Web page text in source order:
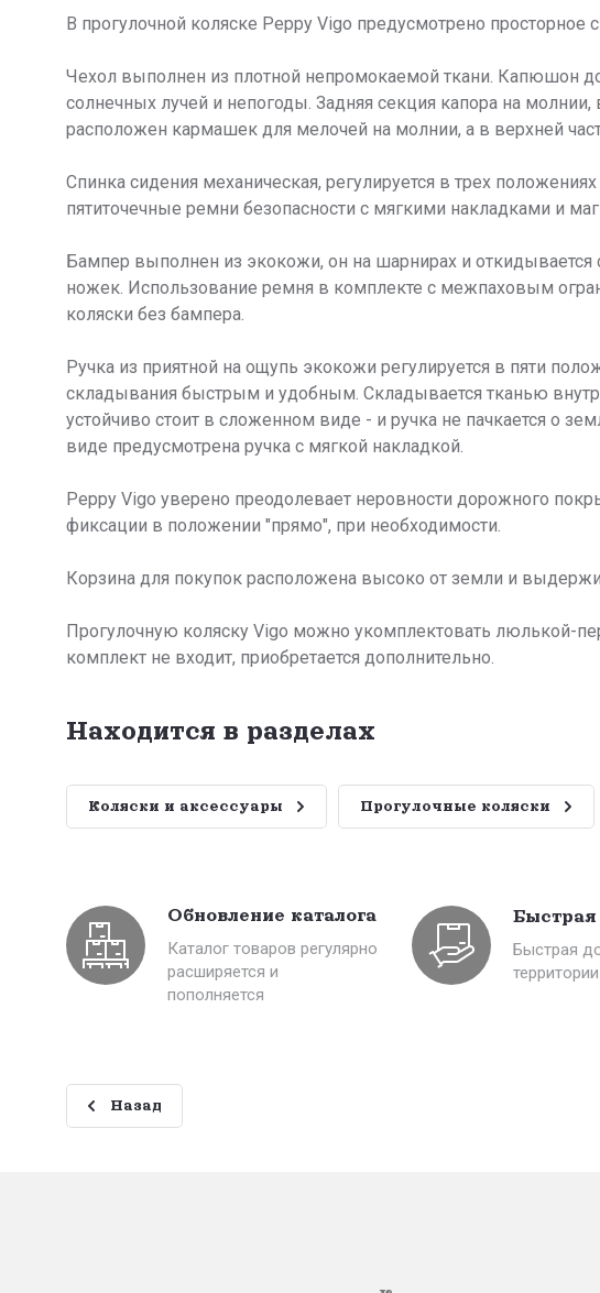
В прогулочной коляске Peppy Vigo предусмотрено
Чехол выполнен из плотной непромокаемой ткани. Капюшон
солнечных лучей и непогоды. Задняя секция капора на
расположен кармашек для мелочей на молнии, а в верхней
Спинка сидения механическая, регулируется в трех
пятиточечные ремни безопасности с мягкими накладками и
Бампер выполнен из экокожи, он на шарнирах и
ножек. Использование ремня в комплекте с межпаховым
коляски без бампера.
Ручка из приятной на ощупь экокожи регулируется в пяти
складывания быстрым и удобным. Складывается тканью
устойчиво стоит в сложенном виде - и ручка не пачкается о
виде предусмотрена ручка с мягкой накладкой.
Peppy Vigo уверено преодолевает неровности дорожного
фиксации в положении "прямо", при необходимости.
Корзина для покупок расположена высоко от земли и
Прогулочную коляску Vigo можно укомплектовать люлькой-
комплект не входит, приобретается дополнительно.
Находится в разделах
Коляски и аксессуары Прогулочные коляски
Обновление каталога
Каталог товаров регулярно
расширяется и
пополняется
Быстрая
Быстрая
Назад